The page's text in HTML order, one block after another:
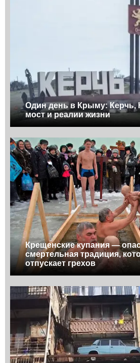
Один день в Крыму: Керчь,
мост и реалии жизни
Крещенские купания —
смертельная традиция,
отпускает грехов